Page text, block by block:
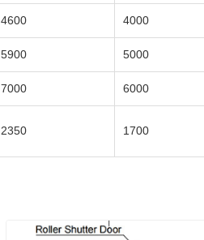
4000
4600
5000
5900
6000
7000
1700
2350